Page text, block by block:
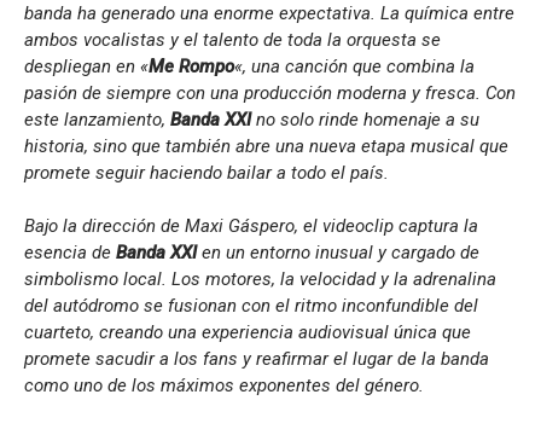
banda ha generado una enorme expectativa. La química entre
ambos vocalistas y el talento de toda la orquesta se
despliegan en «Me Rompo«, una canción que combina la
pasión de siempre con una producción moderna y fresca. Con
este lanzamiento, Banda XXIno solo rinde homenaje a su
historia, sino que también abre una nueva etapa musical que
promete seguir haciendo bailar a todo el país.
Bajo la dirección de Maxi Gáspero, el videoclip captura la
esencia de Banda XXIen un entorno inusual y cargado de
simbolismo local. Los motores, la velocidad y la adrenalina
del autódromo se fusionan con el ritmo inconfundible del
cuarteto, creando una experiencia audiovisual única que
promete sacudir a los fans y reafirmar el lugar de la banda
como uno de los máximos exponentes del género.